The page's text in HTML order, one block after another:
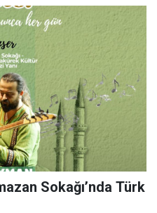
Sokağı’nda Türk